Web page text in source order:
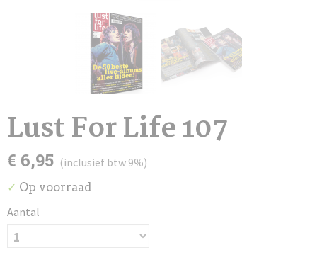
Lust For Life 107
€ 6,95 (inclusief btw 9%)
✓ Op voorraad
Aantal